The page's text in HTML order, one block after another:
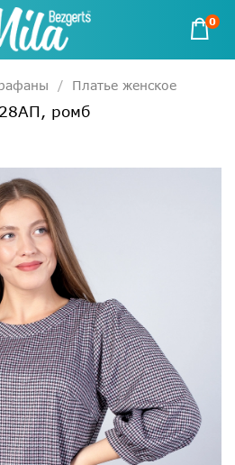
0
Платье женское
ромб